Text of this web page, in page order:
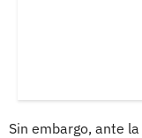
Sin embargo, ante la